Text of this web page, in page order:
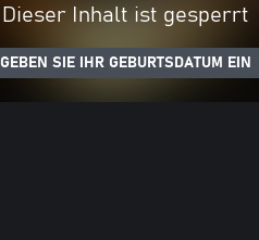
Dieser Inhalt ist gesperrt
GEBEN SIE IHR GEBURTSDATUM EIN